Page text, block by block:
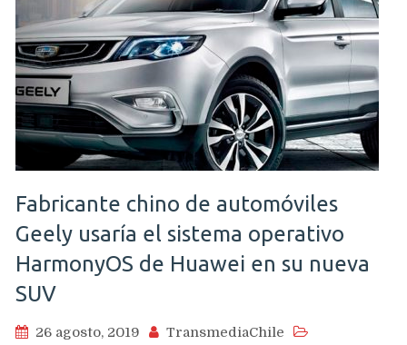
Fabricante chino de automóviles
Geely usaría el sistema operativo
HarmonyOS de Huawei en su nueva
SUV
26 agosto, 2019
TransmediaChile